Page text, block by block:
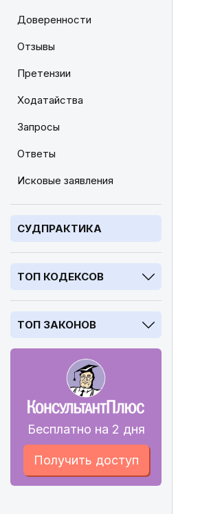
Доверенности
Отзывы
Претензии
Ходатайства
Запросы
Ответы
Исковые заявления
СУДПРАКТИКА
ТОП КОДЕКСОВ
ТОП ЗАКОНОВ
Бесплатно на 2 дня
Получить доступ